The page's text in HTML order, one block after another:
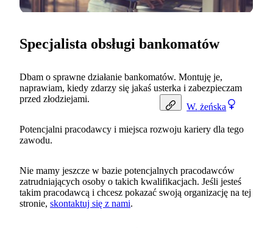
W. żeńska
Specjalista obsługi bankomatów
Dbam o sprawne działanie bankomatów. Montuję je,
naprawiam, kiedy zdarzy się jakaś usterka i zabezpieczam
przed złodziejami.
Potencjalni pracodawcy i miejsca rozwoju kariery dla tego
zawodu.
Nie mamy jeszcze w bazie potencjalnych pracodawców
zatrudniających osoby o takich kwalifikacjach. Jeśli jesteś
takim pracodawcą i chcesz pokazać swoją organizację na tej
stronie, skontaktuj się z nami.